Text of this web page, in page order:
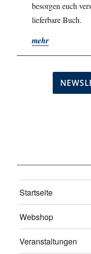
besorgen euch
lieferbare Buch.
mehr
Startseite
Webshop
Veranstaltungen